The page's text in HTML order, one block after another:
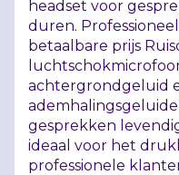
headset voor
duren.
betaalbare prijs
achtergrondgeluid
gesprekken
ideaal voor het
professionele